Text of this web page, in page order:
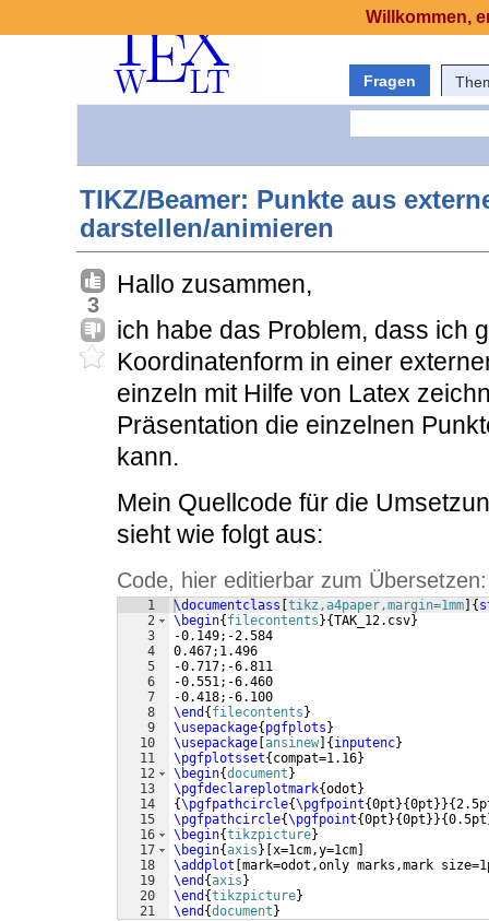
Fragen
TIKZ/Beamer: Punkte aus
darstellen/animieren
3
Hallo zusammen,
ich habe das Problem, dass ich
Koordinatenform in einer
einzeln mit Hilfe von Latex
Präsentation die einzelnen
kann.
Mein Quellcode für die
sieht wie folgt aus:
Code, hier editierbar zum Übersetzen:
1
2
3
4
5
6
7
8
9
10
11
12
13
14
15
16
17
18
19
20
21
\documentclass tikz,a4paper,margin=1mm {
\begin{ filecontents }{TAK_12.csv}
-0.149;-2.584
0.467;1.496
-0.717;-6.811
-0.551;-6.460
-0.418;-6.100
\end { filecontents }
\usepackage{ pgfplots }
\usepackage ansinew { inputenc}
\pgfplotsset{ compat=1.16}
\begin{document }
\pgfdeclareplotmark{odot }
{\pgfpathcircle{\pgfpoint{0pt }{0pt }}{
\pgfpathcircle{\pgfpoint{0pt }{0pt }}{0.5pt
\begin{tikzpicture}
\begin{axis } x=1cm,y=1cm
\addplot mark=odot,only marks,mark
\end {axis }
\end {tikzpicture}
\end {document }
Willkommen,